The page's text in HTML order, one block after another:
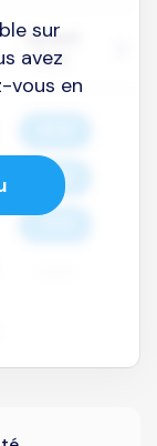
sur
avez
vous en